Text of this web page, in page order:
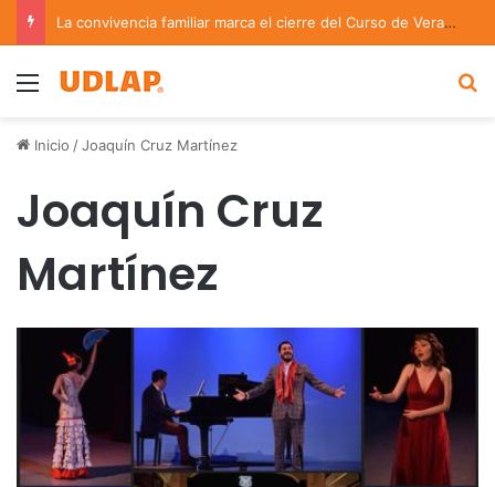
La convivencia familiar marca el cierre del Curso de Verano de Escuelas Aztecas
Menu
Inicio /Joaquín Cruz Martínez
Joaquín Cruz
Martínez